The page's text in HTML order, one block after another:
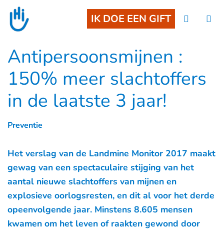
Goto main content
IK DOE EEN GIFT
Antipersoonsmijnen :
150% meer slachtoffers
in de laatste 3 jaar!
Preventie
Het verslag van de Landmine Monitor 2017 maakt
gewag van een spectaculaire stijging van het
aantal nieuwe slachtoffers van mijnen en
explosieve oorlogsresten, en dit al voor het derde
opeenvolgende jaar. Minstens 8.605 mensen
kwamen om het leven of raakten gewond door